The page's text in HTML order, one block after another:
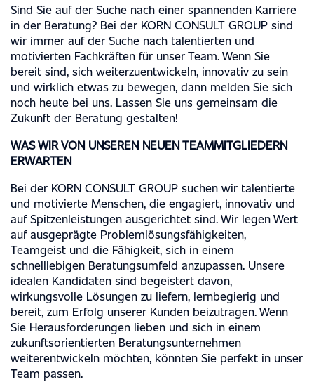
Sind Sie auf der Suche nach einer spannenden Karriere
in der Beratung? Bei der KORN CONSULT GROUP sind
wir immer auf der Suche nach talentierten und
motivierten Fachkräften für unser Team. Wenn Sie
bereit sind, sich weiterzuentwickeln, innovativ zu sein
und wirklich etwas zu bewegen, dann melden Sie sich
noch heute bei uns. Lassen Sie uns gemeinsam die
Zukunft der Beratung gestalten!
WAS WIR VON UNSEREN NEUEN TEAMMITGLIEDERN
ERWARTEN
Bei der KORN CONSULT GROUP suchen wir talentierte
und motivierte Menschen, die engagiert, innovativ und
auf Spitzenleistungen ausgerichtet sind. Wir legen Wert
auf ausgeprägte Problemlösungsfähigkeiten,
Teamgeist und die Fähigkeit, sich in einem
schnelllebigen Beratungsumfeld anzupassen. Unsere
idealen Kandidaten sind begeistert davon,
wirkungsvolle Lösungen zu liefern, lernbegierig und
bereit, zum Erfolg unserer Kunden beizutragen. Wenn
Sie Herausforderungen lieben und sich in einem
zukunftsorientierten Beratungsunternehmen
weiterentwickeln möchten, könnten Sie perfekt in unser
Team passen.